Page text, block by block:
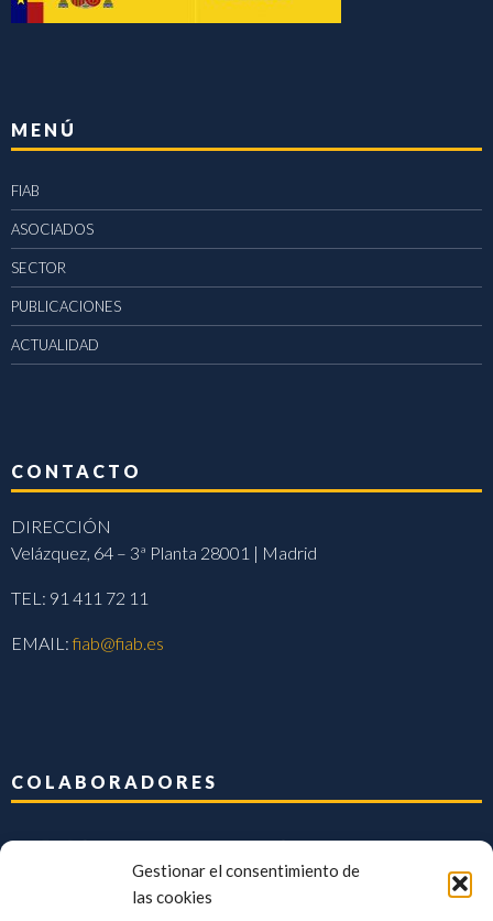
Gestionar el consentimiento de
las cookies
MENÚ
FIAB
ASOCIADOS
SECTOR
PUBLICACIONES
ACTUALIDAD
CONTACTO
DIRECCIÓN
Velázquez, 64 – 3ª Planta 28001 | Madrid
TEL: 91 411 72 11
EMAIL:fiab@fiab.es
COLABORADORES